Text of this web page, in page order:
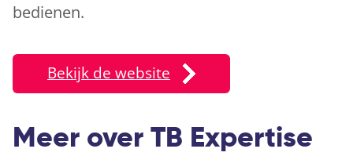
bedienen.
Bekijk de website
Meer over TB Expertise